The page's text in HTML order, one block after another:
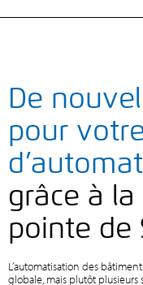
De
pour
grâce à
pointe de
L’automatisation des
globale, mais plutôt plusieurs